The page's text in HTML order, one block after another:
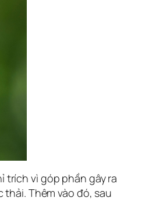
trích vì góp phần gây ra
Thêm vào đó, sau